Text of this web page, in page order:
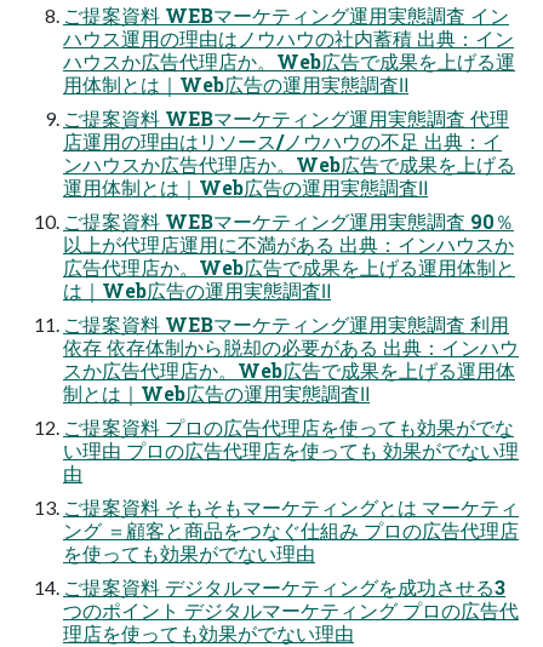
ご提案資料 WEBマーケティング運用実態調査 イン
ハウス運用の理由はノウハウの社内蓄積 出典：イン
ハウスか広告代理店か。Web広告で成果を上げる運
用体制とは｜Web広告の運用実態調査Ⅱ
ご提案資料 WEBマーケティング運用実態調査 代理
店運用の理由はリソース/ノウハウの不足 出典：イ
ンハウスか広告代理店か。Web広告で成果を上げる
運用体制とは｜Web広告の運用実態調査Ⅱ
ご提案資料 WEBマーケティング運用実態調査 90％
以上が代理店運用に不満がある 出典：インハウスか
広告代理店か。Web広告で成果を上げる運用体制と
は｜Web広告の運用実態調査Ⅱ
ご提案資料 WEBマーケティング運用実態調査 利用
依存 依存体制から脱却の必要がある 出典：インハウ
スか広告代理店か。Web広告で成果を上げる運用体
制とは｜Web広告の運用実態調査Ⅱ
ご提案資料 プロの広告代理店を使っても効果がでな
い理由 プロの広告代理店を使っても 効果がでない理
由
ご提案資料 そもそもマーケティングとは マーケティ
ング ＝顧客と商品をつなぐ仕組み プロの広告代理店
を使っても効果がでない理由
ご提案資料 デジタルマーケティングを成功させる3
つのポイント デジタルマーケティング プロの広告代
理店を使っても効果がでない理由